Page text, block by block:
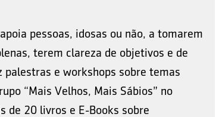
pessoas, idosas ou não, a tomarem
terem clareza de objetivos e de
palestras e workshops sobre temas
“Mais Velhos, Mais Sábios” no
de 20 livros e E-Books sobre